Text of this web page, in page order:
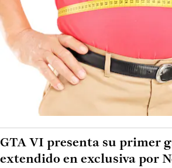
GTA VI presenta su primer
extendido en exclusiva por